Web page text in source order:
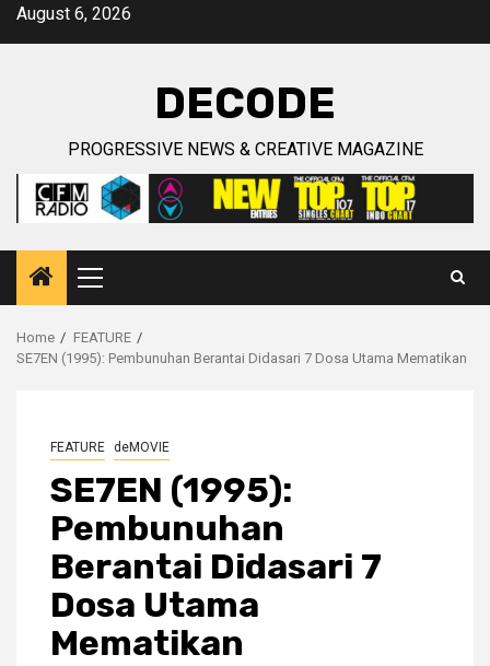
SkipAugust 6, 2026
DECODE
PROGRESSIVE NEWS & CREATIVE MAGAZINE
Primary
Menu
Home
FEATURE
SE7EN (1995): Pembunuhan Berantai Didasari 7 Dosa Utama Mematikan
FEATURE deMOVIE
SE7EN (1995):
Pembunuhan
Berantai Didasari 7
Dosa Utama
Mematikan